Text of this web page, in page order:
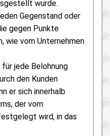
wurde.
Gegenstand oder
gegen Punkte
wie vom Unternehmen
jede Belohnung
den Kunden
er sich innerhalb
der vom
wird, in das